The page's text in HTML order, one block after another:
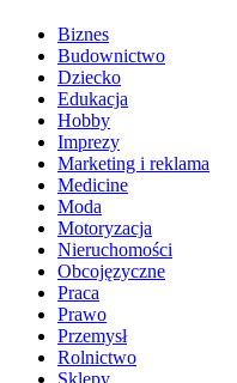
Biznes
Budownictwo
Dziecko
Edukacja
Hobby
Imprezy
Marketing i reklama
Medicine
Moda
Motoryzacja
Nieruchomości
Obcojęzyczne
Praca
Prawo
Przemysł
Rolnictwo
Sklepy